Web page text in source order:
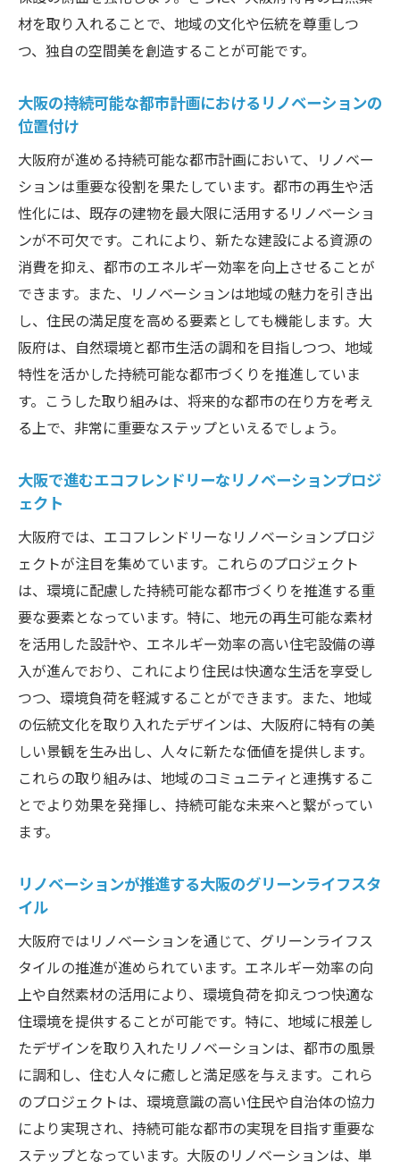
材を取り入れることで、地域の文化や伝統を尊重しつ
つ、独自の空間美を創造することが可能です。
大阪の持続可能な都市計画におけるリノベーションの
位置付け
大阪府が進める持続可能な都市計画において、リノベー
ションは重要な役割を果たしています。都市の再生や活
性化には、既存の建物を最大限に活用するリノベーショ
ンが不可欠です。これにより、新たな建設による資源の
消費を抑え、都市のエネルギー効率を向上させることが
できます。また、リノベーションは地域の魅力を引き出
し、住民の満足度を高める要素としても機能します。大
阪府は、自然環境と都市生活の調和を目指しつつ、地域
特性を活かした持続可能な都市づくりを推進していま
す。こうした取り組みは、将来的な都市の在り方を考え
る上で、非常に重要なステップといえるでしょう。
大阪で進むエコフレンドリーなリノベーションプロジ
ェクト
大阪府では、エコフレンドリーなリノベーションプロジ
ェクトが注目を集めています。これらのプロジェクト
は、環境に配慮した持続可能な都市づくりを推進する重
要な要素となっています。特に、地元の再生可能な素材
を活用した設計や、エネルギー効率の高い住宅設備の導
入が進んでおり、これにより住民は快適な生活を享受し
つつ、環境負荷を軽減することができます。また、地域
の伝統文化を取り入れたデザインは、大阪府に特有の美
しい景観を生み出し、人々に新たな価値を提供します。
これらの取り組みは、地域のコミュニティと連携するこ
とでより効果を発揮し、持続可能な未来へと繋がってい
ます。
リノベーションが推進する大阪のグリーンライフスタ
イル
大阪府ではリノベーションを通じて、グリーンライフス
タイルの推進が進められています。エネルギー効率の向
上や自然素材の活用により、環境負荷を抑えつつ快適な
住環境を提供することが可能です。特に、地域に根差し
たデザインを取り入れたリノベーションは、都市の風景
に調和し、住む人々に癒しと満足感を与えます。これら
のプロジェクトは、環境意識の高い住民や自治体の協力
により実現され、持続可能な都市の実現を目指す重要な
ステップとなっています。大阪のリノベーションは、単